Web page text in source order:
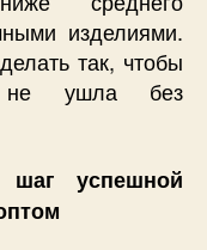
изделиями.
так, чтобы
ушла без
успешной